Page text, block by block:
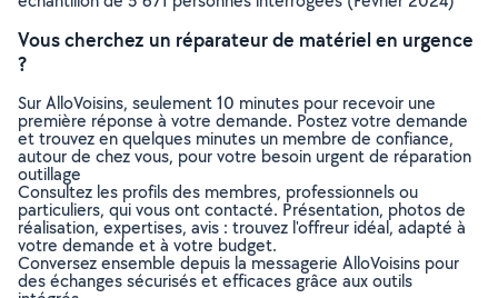
Vous cherchez un réparateur de matériel en urgence
?
Sur AlloVoisins, seulement 10 minutes pour recevoir une
première réponse à votre demande. Postez votre demande
et trouvez en quelques minutes un membre de confiance,
autour de chez vous, pour votre besoin urgent de réparation
outillage
Consultez les profils des membres, professionnels ou
particuliers, qui vous ont contacté. Présentation, photos de
réalisation, expertises, avis : trouvez l'offreur idéal, adapté à
votre demande et à votre budget.
Conversez ensemble depuis la messagerie AlloVoisins pour
des échanges sécurisés et efficaces grâce aux outils